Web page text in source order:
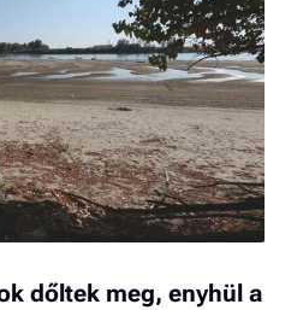
dőltek meg, enyhül a